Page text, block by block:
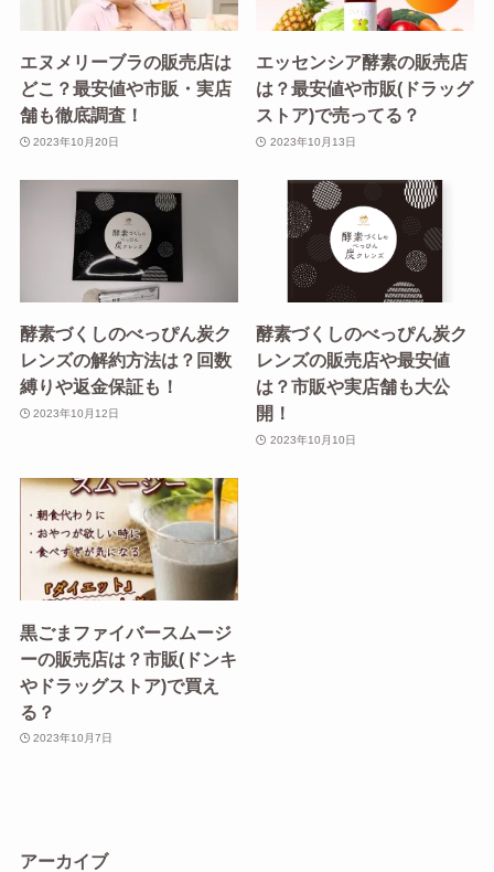
エヌメリーブラの販売店は
どこ？最安値や市販・実店
舗も徹底調査！
2023年10月20日
エッセンシア酵素の販売店
は？最安値や市販(ドラッグ
ストア)で売ってる？
2023年10月13日
酵素づくしのべっぴん炭ク
レンズの解約方法は？回数
縛りや返金保証も！
2023年10月12日
酵素づくしのべっぴん炭ク
レンズの販売店や最安値
は？市販や実店舗も大公
開！
2023年10月10日
黒ごまファイバースムージ
ーの販売店は？市販(ドンキ
やドラッグストア)で買え
る？
2023年10月7日
アーカイブ